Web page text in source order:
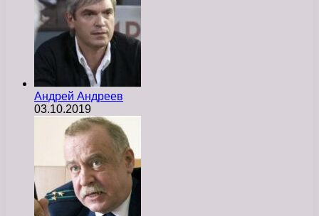
Андрей Андреев
03.10.2019